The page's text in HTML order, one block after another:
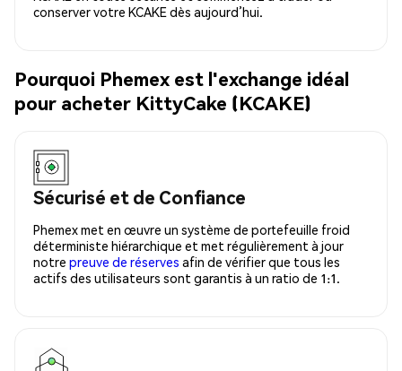
conserver votre KCAKE dès aujourd’hui.
Pourquoi Phemex est l'exchange idéal
pour acheter KittyCake (KCAKE)
Sécurisé et de Confiance
Phemex met en œuvre un système de portefeuille froid
déterministe hiérarchique et met régulièrement à jour
notre preuve de réserves afin de vérifier que tous les
actifs des utilisateurs sont garantis à un ratio de 1:1.